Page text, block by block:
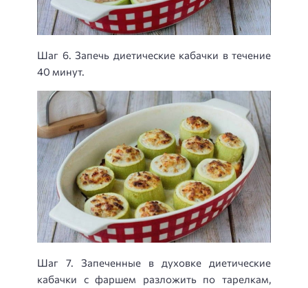
Шаг 6. Запечь диетические кабачки в течение
40 минут.
Шаг 7. Запеченные в духовке диетические
кабачки с фаршем разложить по тарелкам,